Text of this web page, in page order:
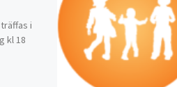
i
kl 18